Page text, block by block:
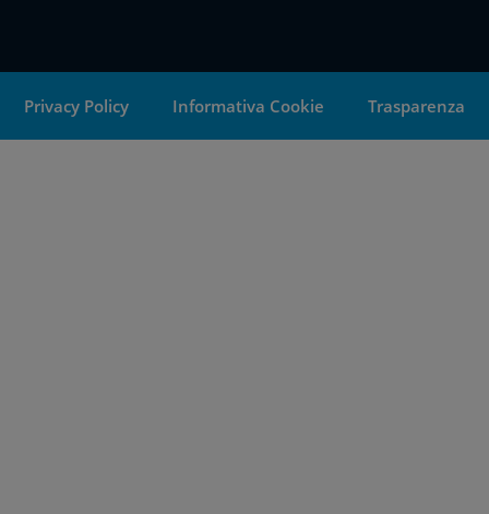
Privacy Policy Informativa Cookie Trasparenza